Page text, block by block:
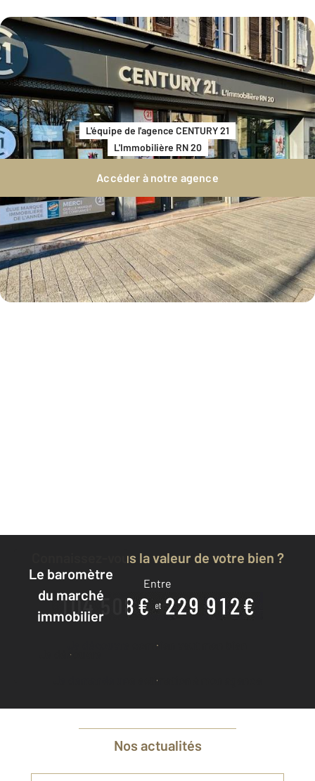
L'équipe de l'agence CENTURY 21
L'Immobilière RN 20
Accéder à notre agence
Le baromètre
du marché
immobilier
Je découvre
Connaissez-vous la valeur de votre bien ?
Entre
Je découvre combien vaut mon bien
Je demande une estimation à mon agence
Nos actualités